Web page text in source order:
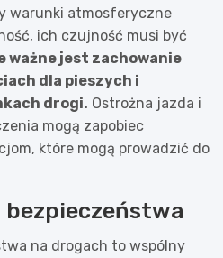
warunki atmosferyczne
ich czujność musi być
ważne jest zachowanie
dla pieszych i
drogi. Ostrożna jazda i
mogą zapobiec
które mogą prowadzić do
bezpieczeństwa
na drogach to wspólny